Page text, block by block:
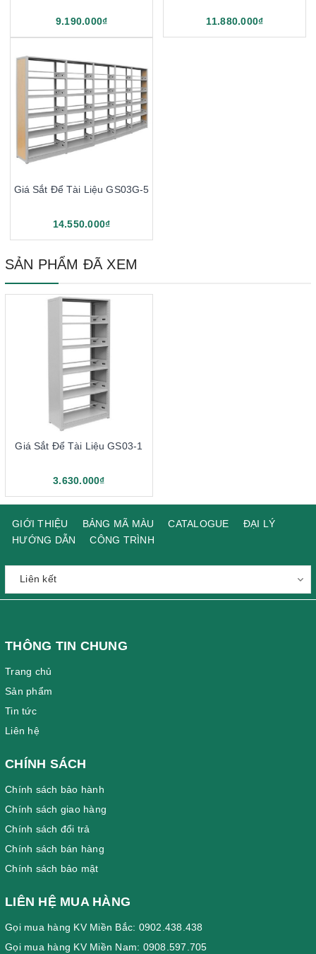
9.190.000₫ 11.880.000₫
Giá Sắt Để Tài Liệu GS03G-5
14.550.000₫
SẢN PHẨM ĐÃ XEM
Giá Sắt Để Tài Liệu GS03-1
3.630.000₫
GIỚI THIỆU BẢNG MÃ MÀU CATALOGUE
ĐẠI LÝ
HƯỚNG DẪN
CÔNG TRÌNH
THÔNG TIN CHUNG
Trang chủ
Sản phẩm
Tin tức
Liên hệ
CHÍNH SÁCH
Chính sách bảo hành
Chính sách giao hàng
Chính sách đổi trả
Chính sách bán hàng
Chính sách bảo mật
LIÊN HỆ MUA HÀNG
Gọi mua hàng KV Miền Bắc: 0902.438.438
Gọi mua hàng KV Miền Nam: 0908.597.705